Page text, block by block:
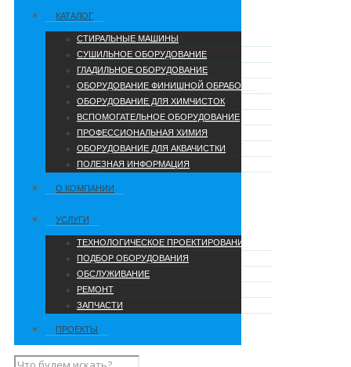
КАТАЛОГ
СТИРАЛЬНЫЕ МАШИНЫ
СУШИЛЬНОЕ ОБОРУДОВАНИЕ
ГЛАДИЛЬНОЕ ОБОРУДОВАНИЕ
ОБОРУДОВАНИЕ ФИНИШНОЙ ОБРАБОТКИ
ОБОРУДОВАНИЕ ДЛЯ ХИМЧИСТОК
ВСПОМОГАТЕЛЬНОЕ ОБОРУДОВАНИЕ
ПРОФЕССИОНАЛЬНАЯ ХИМИЯ
ОБОРУДОВАНИЕ ДЛЯ АКВАЧИСТКИ
ПОЛЕЗНАЯ ИНФОРМАЦИЯ
О КОМПАНИИ
УCЛУГИ
ТЕХНОЛОГИЧЕСКОЕ ПРОЕКТИРОВАНИЕ
ПОДБОР ОБОРУДОВАНИЯ
ОБСЛУЖИВАНИЕ
РЕМОНТ
ЗАПЧАСТИ
ПРОЕКТЫ